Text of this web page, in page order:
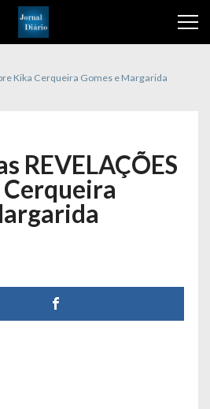
Kika Cerqueira Gomes e Margarida
REVELAÇÕES